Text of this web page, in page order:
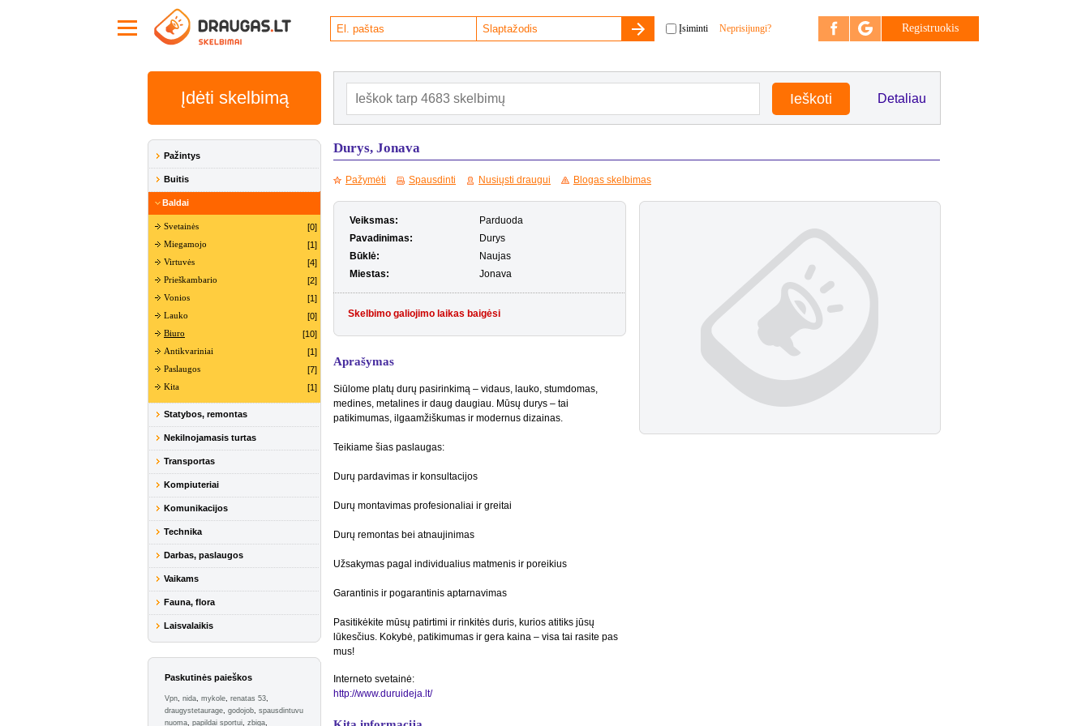
Įsiminti Neprisijungi? Registruokis
Įdėti skelbimą Detaliau
Pažintys
Buitis
Baldai
Svetainės [0]
Miegamojo [1]
Virtuvės [4]
Prieškambario [2]
Vonios [1]
Lauko [0]
Biuro [10]
Antikvariniai [1]
Paslaugos [7]
Kita [1]
Statybos, remontas
Nekilnojamasis turtas
Transportas
Kompiuteriai
Komunikacijos
Technika
Darbas, paslaugos
Vaikams
Fauna, flora
Laisvalaikis
Paskutinės paieškos
Vpn, nida, mykole, renatas 53,
draugystetaurage, godojob, spausdintuvu
nuoma, papildai sportui, zbiga,
Durys, Jonava
Pažymėti Spausdinti Nusiųsti draugui Blogas skelbimas
Veiksmas:
Parduoda
Pavadinimas:
Durys
Būklė:
Naujas
Miestas:
Jonava
Skelbimo galiojimo laikas baigėsi
Aprašymas
Siūlome platų durų pasirinkimą – vidaus, lauko, stumdomas,
medines, metalines ir daug daugiau. Mūsų durys – tai
patikimumas, ilgaamžiškumas ir modernus dizainas.
Teikiame šias paslaugas:
Durų pardavimas ir konsultacijos
Durų montavimas profesionaliai ir greitai
Durų remontas bei atnaujinimas
Užsakymas pagal individualius matmenis ir poreikius
Garantinis ir pogarantinis aptarnavimas
Pasitikėkite mūsų patirtimi ir rinkitės duris, kurios atitiks jūsų
lūkesčius. Kokybė, patikimumas ir gera kaina – visa tai rasite pas
mus!
Interneto svetainė:
http://www.duruideja.lt/